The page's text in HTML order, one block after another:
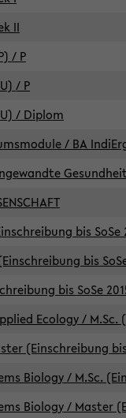
II
/ P
/ P
/ Diplom
/ BA
bis SoSe
bis
bis SoSe
Ecology / M.Sc.
(Einschreibung bis
Biology / M.Sc.
Biology / Master